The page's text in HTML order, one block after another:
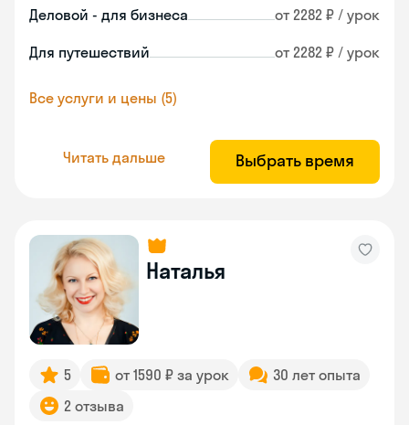
Деловой - для бизнеса от 2282 ₽ / урок
Для путешествий от 2282 ₽ / урок
Все услуги и цены (5)
Читать дальше Выбрать время
Наталья
5 от 1590 ₽ за урок
30 лет опыта
2 отзыва